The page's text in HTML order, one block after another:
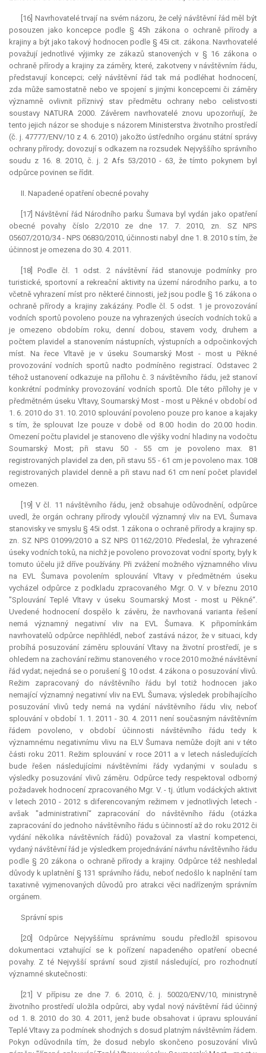
[16] Navrhovatelé trvají na svém názoru, že celý návštěvní řád měl být
posouzen jako koncepce podle § 45h zákona o ochraně přírody a
krajiny a být jako takový hodnocen podle § 45i cit. zákona. Navrhovatelé
považují jednotlivé výjimky ze zákazů stanovených v § 16 zákona o
ochraně přírody a krajiny za záměry, které, zakotveny v návštěvním řádu,
představují koncepci; celý návštěvní řád tak má podléhat hodnocení,
zda může samostatně nebo ve spojení s jinými koncepcemi či záměry
významně ovlivnit příznivý stav předmětu ochrany nebo celistvosti
soustavy NATURA 2000. Závěrem navrhovatelé znovu upozorňují, že
tento jejich názor se shoduje s názorem Ministerstva životního prostředí
(č. j. 47777/ENV/10 z 4. 6. 2010) jakožto ústředního orgánu státní správy
ochrany přírody; dovozují s odkazem na rozsudek Nejvyššího správního
soudu z 16. 8. 2010, č. j. 2 Afs 53/2010 - 63, že tímto pokynem byl
odpůrce povinen se řídit.
II. Napadené opatření obecné povahy
[17] Návštěvní řád Národního parku Šumava byl vydán jako opatření
obecné povahy číslo 2/2010 ze dne 17. 7. 2010, zn. SZ NPS
05607/2010/34 - NPS 06830/2010, účinnosti nabyl dne 1. 8. 2010 s tím, že
účinnost je omezena do 30. 4. 2011.
[18] Podle čl. 1 odst. 2 návštěvní řád stanovuje podmínky pro
turistické, sportovní a rekreační aktivity na území národního parku, a to
včetně vyhrazení míst pro některé činnosti, jež jsou podle § 16 zákona o
ochraně přírody a krajiny zakázány. Podle čl. 5 odst. 1 je provozování
vodních sportů povoleno pouze na vyhrazených úsecích vodních toků a
je omezeno obdobím roku, denní dobou, stavem vody, druhem a
počtem plavidel a stanovením nástupních, výstupních a odpočinkových
míst. Na řece Vltavě je v úseku Soumarský Most - most u Pěkné
provozování vodních sportů nadto podmíněno registrací. Odstavec 2
téhož ustanovení odkazuje na přílohu č. 3 návštěvního řádu, jež stanoví
konkrétní podmínky provozování vodních sportů. Dle této přílohy je v
předmětném úseku Vltavy, Soumarský Most - most u Pěkné v období od
1. 6. 2010 do 31. 10. 2010 splouvání povoleno pouze pro kanoe a kajaky
s tím, že splouvat lze pouze v době od 8.00 hodin do 20.00 hodin.
Omezení počtu plavidel je stanoveno dle výšky vodní hladiny na vodočtu
Soumarský Most; při stavu 50 - 55 cm je povoleno max. 81
registrovaných plavidel za den, při stavu 55 - 61 cm je povoleno max. 108
registrovaných plavidel denně a při stavu nad 61 cm není počet plavidel
omezen.
[19] V čl. 11 návštěvního řádu, jenž obsahuje odůvodnění, odpůrce
uvedl, že orgán ochrany přírody vyloučil významný vliv na EVL Šumava
stanovisky ve smyslu § 45i odst. 1 zákona o ochraně přírody a krajiny sp.
zn. SZ NPS 01099/2010 a SZ NPS 01162/2010. Předeslal, že vyhrazené
úseky vodních toků, na nichž je povoleno provozovat vodní sporty, byly k
tomuto účelu již dříve používány. Při zvážení možného významného vlivu
na EVL Šumava povolením splouvání Vltavy v předmětném úseku
vycházel odpůrce z podkladu zpracovaného Mgr. O. V. v březnu 2010
"Splouvání Teplé Vltavy v úseku Soumarský Most - most u Pěkné“.
Uvedené hodnocení dospělo k závěru, že navrhovaná varianta řešení
nemá významný negativní vliv na EVL Šumava. K připomínkám
navrhovatelů odpůrce nepřihlédl, neboť zastává názor, že v situaci, kdy
probíhá posuzování záměru splouvání Vltavy na životní prostředí, je s
ohledem na zachování režimu stanoveného v roce 2010 možné návštěvní
řád vydat; nejedná se o porušení § 10 odst. 4 zákona o posuzování vlivů.
Režim zapracovaný do návštěvního řádu byl totiž hodnocen jako
nemající významný negativní vliv na EVL Šumava; výsledek probíhajícího
posuzování vlivů tedy nemá na vydání návštěvního řádu vliv, neboť
splouvání v období 1. 1. 2011 - 30. 4. 2011 není současným návštěvním
řádem povoleno, v období účinnosti návštěvního řádu tedy k
významnému negativnímu vlivu na ELV Šumava nemůže dojít ani v této
části roku 2011. Režim splouvání v roce 2011 a v letech následujících
bude řešen následujícími návštěvními řády vydanými v souladu s
výsledky posuzování vlivů záměru. Odpůrce tedy respektoval odborný
požadavek hodnocení zpracovaného Mgr. V. - tj. útlum vodáckých aktivit
v letech 2010 - 2012 s diferencovaným režimem v jednotlivých letech -
avšak "administrativní“ zapracování do návštěvního řádu (otázka
zapracování do jednoho návštěvního řádu s účinností až do roku 2012 či
vydání několika návštěvních řádů) považoval za vlastní kompetenci,
vydaný návštěvní řád je výsledkem projednávání návrhu návštěvního řádu
podle § 20 zákona o ochraně přírody a krajiny. Odpůrce též neshledal
důvody k uplatnění § 131 správního řádu, neboť nedošlo k naplnění tam
taxativně vyjmenovaných důvodů pro atrakci věci nadřízeným správním
orgánem.
Správní spis
[20] Odpůrce Nejvyššímu správnímu soudu předložil spisovou
dokumentaci vztahující se k pořízení napadeného opatření obecné
povahy. Z té Nejvyšší správní soud zjistil následující, pro rozhodnutí
významné skutečnosti:
[21] V přípisu ze dne 7. 6. 2010, č. j. 50020/ENV/10, ministryně
životního prostředí uložila odpůrci, aby vydal nový návštěvní řád účinný
od 1. 8. 2010 do 30. 4. 2011, jenž bude obsahovat i úpravu splouvání
Teplé Vltavy za podmínek shodných s dosud platným návštěvním řádem.
Pokyn odůvodnila tím, že dosud nebylo skončeno posuzování vlivů